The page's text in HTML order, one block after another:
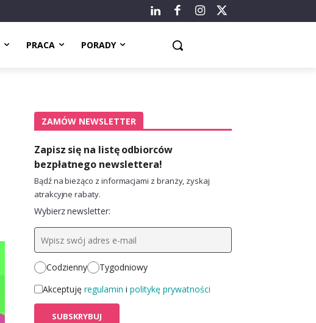
PRACA PORADY
ZAMÓW NEWSLETTER
Zapisz się na listę odbiorców
bezpłatnego newslettera!
Bądź na bieżąco z informacjami z branży, zyskaj
atrakcyjne rabaty.
Wybierz newsletter:
Codzienny
Tygodniowy
Akceptuję regulamin i politykę prywatności